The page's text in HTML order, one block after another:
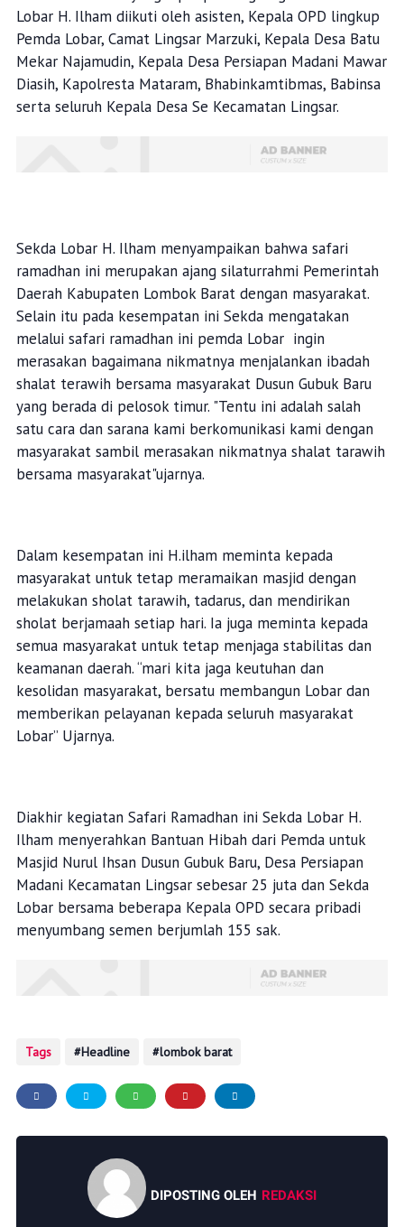
Lobar H. Ilham diikuti oleh asisten, Kepala OPD lingkup
Pemda Lobar, Camat Lingsar Marzuki, Kepala Desa Batu
Mekar Najamudin, Kepala Desa Persiapan Madani Mawar
Diasih, Kapolresta Mataram, Bhabinkamtibmas, Babinsa
serta seluruh Kepala Desa Se Kecamatan Lingsar.
Sekda Lobar H. Ilham menyampaikan bahwa safari
ramadhan ini merupakan ajang silaturrahmi Pemerintah
Daerah Kabupaten Lombok Barat dengan masyarakat.
Selain itu pada kesempatan ini Sekda mengatakan
melalui safari ramadhan ini pemda Lobar ingin
merasakan bagaimana nikmatnya menjalankan ibadah
shalat terawih bersama masyarakat Dusun Gubuk Baru
yang berada di pelosok timur. "Tentu ini adalah salah
satu cara dan sarana kami berkomunikasi kami dengan
masyarakat sambil merasakan nikmatnya shalat tarawih
bersama masyarakat"ujarnya.
Dalam kesempatan ini H.ilham meminta kepada
masyarakat untuk tetap meramaikan masjid dengan
melakukan sholat tarawih, tadarus, dan mendirikan
sholat berjamaah setiap hari. Ia juga meminta kepada
semua masyarakat untuk tetap menjaga stabilitas dan
keamanan daerah. “mari kita jaga keutuhan dan
kesolidan masyarakat, bersatu membangun Lobar dan
memberikan pelayanan kepada seluruh masyarakat
Lobar” Ujarnya.
Diakhir kegiatan Safari Ramadhan ini Sekda Lobar H.
Ilham menyerahkan Bantuan Hibah dari Pemda untuk
Masjid Nurul Ihsan Dusun Gubuk Baru, Desa Persiapan
Madani Kecamatan Lingsar sebesar 25 juta dan Sekda
Lobar bersama beberapa Kepala OPD secara pribadi
menyumbang semen berjumlah 155 sak.
Tags Headline lombok barat
DIPOSTING OLEH REDAKSI